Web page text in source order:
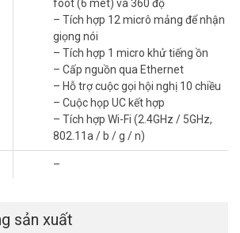
mang lại trải nghiệm hội nghị trực tuyến tốt
Đầu tư vào Yealink CP965 hôm nay chính
việc nâng cao hiệu quả làm việc và tối ưu
chức của bạn.
thuật điện thoại hội nghị
kèm Micro
9.0
điểm 5 inch với độ phân giải 720×1280 p
Yealink
foot (6 mét) và 360 độ
– Tích hợp 12 micrô mảng để nhận
giọng nói
– Tích hợp 1 micro khử tiếng ồn
– Cấp nguồn qua Ethernet
– Hỗ trợ cuộc gọi hội nghị 10 chiều
– Cuộc họp UC kết hợp
– Tích hợp Wi-Fi (2.4GHz / 5GHz,
802.11a / b / g / n)
–
sản xuất